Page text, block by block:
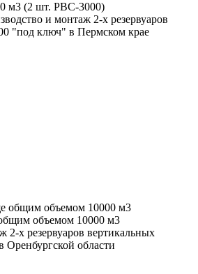
м3 (2 шт. РВС-3000)
и монтаж 2-х резервуаров
"под ключ" в Пермском крае
объемом 10000 м3
2-х резервуаров вертикальных
области